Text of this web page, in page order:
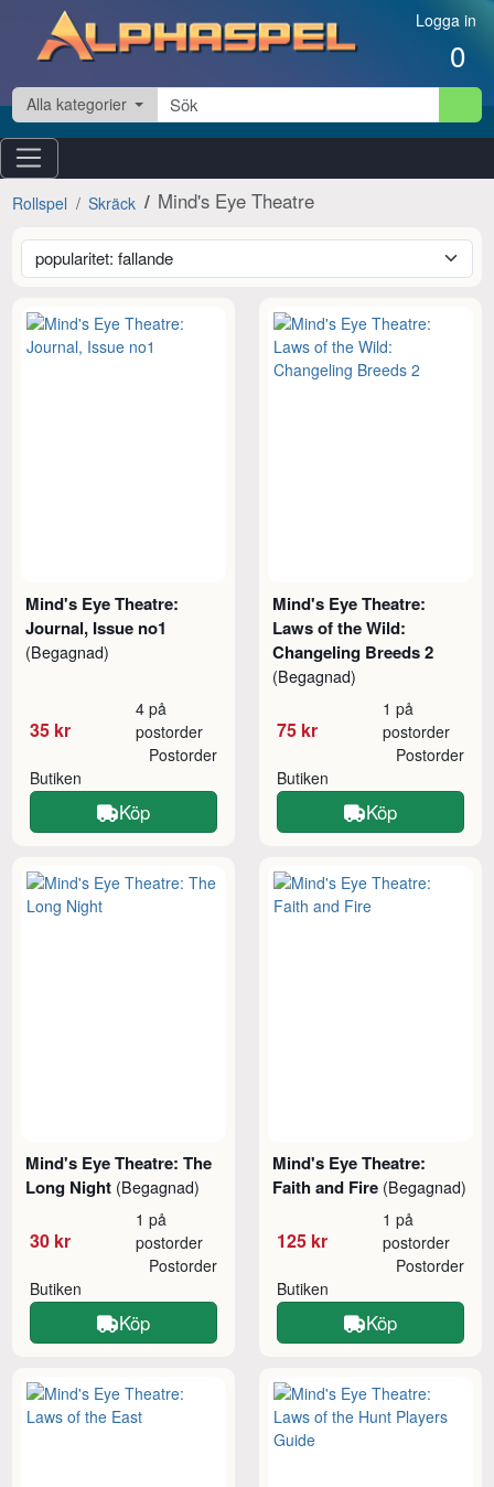
Hoppa till innehåll Logga in
0
Alla kategorier
Rollspel Skräck Mind's Eye Theatre
Mind's Eye Theatre:
Journal, Issue no1
(Begagnad)
35 kr
4 på
postorder
Butiken
Postorder
Köp
Mind's Eye Theatre:
Laws of the Wild:
Changeling Breeds 2
(Begagnad)
75 kr
1 på
postorder
Butiken
Postorder
Köp
Mind's Eye Theatre: The
Long Night (Begagnad)
30 kr
1 på
postorder
Butiken
Postorder
Köp
Mind's Eye Theatre:
Faith and Fire (Begagnad)
125 kr
1 på
postorder
Butiken
Postorder
Köp